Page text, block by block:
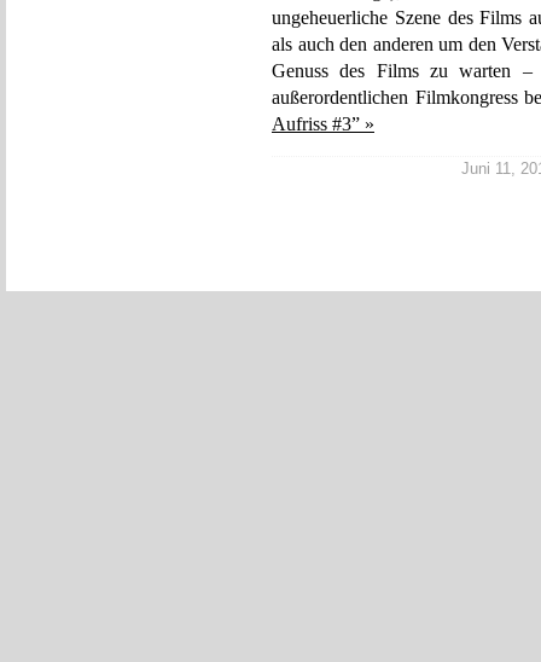
ungeheuerliche Szene des Films
als auch den anderen um den
Genuss des Films zu warten –
außerordentlichen Filmkongress
Aufriss #3” »
Juni 11,